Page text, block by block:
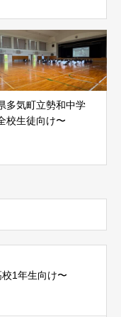
多気町立勢和中学
校生徒向け〜
1年生向け〜